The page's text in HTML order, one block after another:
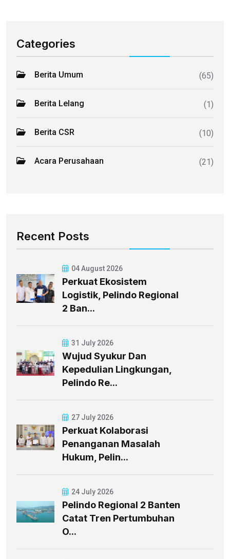
Categories
Berita Umum (65)
Berita Lelang (1)
Berita CSR (10)
Acara Perusahaan (21)
Recent Posts
04 August 2026
Perkuat Ekosistem
Logistik, Pelindo Regional
2 Ban...
31 July 2026
Wujud Syukur Dan
Kepedulian Lingkungan,
Pelindo Re...
27 July 2026
Perkuat Kolaborasi
Penanganan Masalah
Hukum, Pelin...
24 July 2026
Pelindo Regional 2 Banten
Catat Tren Pertumbuhan
O...